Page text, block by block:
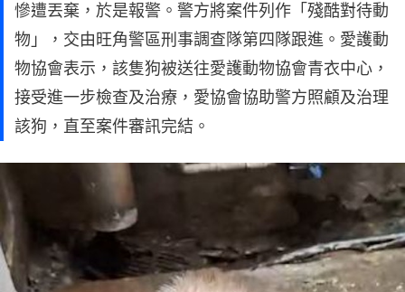
慘遭丟棄，於是報警。警方將案件列作「殘酷對待動
物」，交由旺角警區刑事調查隊第四隊跟進。愛護動
物協會表示，該隻狗被送往愛護動物協會青衣中心，
接受進一步檢查及治療，愛協會協助警方照顧及治理
該狗，直至案件審訊完結。